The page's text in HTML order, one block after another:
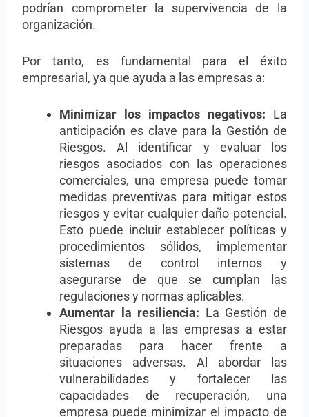
podrían comprometer la supervivencia de la
organización.
Por tanto, es fundamental para el éxito
empresarial, ya que ayuda a las empresas a:
Minimizar los impactos negativos: La
anticipación es clave para la Gestión de
Riesgos. Al identificar y evaluar los
riesgos asociados con las operaciones
comerciales, una empresa puede tomar
medidas preventivas para mitigar estos
riesgos y evitar cualquier daño potencial.
Esto puede incluir establecer políticas y
procedimientos sólidos, implementar
sistemas de control internos y
asegurarse de que se cumplan las
regulaciones y normas aplicables.
Aumentar la resiliencia: La Gestión de
Riesgos ayuda a las empresas a estar
preparadas para hacer frente a
situaciones adversas. Al abordar las
vulnerabilidades y fortalecer las
capacidades de recuperación, una
empresa puede minimizar el impacto de